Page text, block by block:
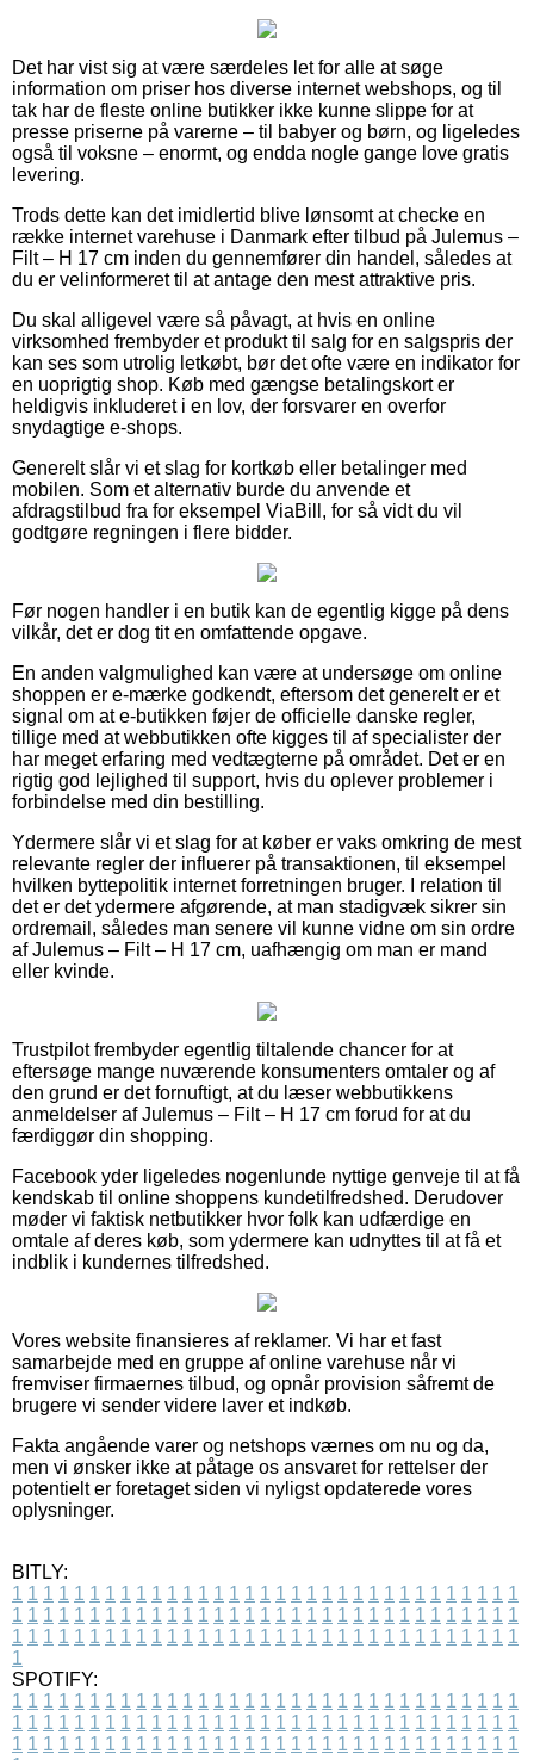
Det har vist sig at være særdeles let for alle at søge
information om priser hos diverse internet webshops, og til
tak har de fleste online butikker ikke kunne slippe for at
presse priserne på varerne – til babyer og børn, og ligeledes
også til voksne – enormt, og endda nogle gange love gratis
levering.
Trods dette kan det imidlertid blive lønsomt at checke en
række internet varehuse i Danmark efter tilbud på Julemus –
Filt – H 17 cm inden du gennemfører din handel, således at
du er velinformeret til at antage den mest attraktive pris.
Du skal alligevel være så påvagt, at hvis en online
virksomhed frembyder et produkt til salg for en salgspris der
kan ses som utrolig letkøbt, bør det ofte være en indikator for
en uoprigtig shop. Køb med gængse betalingskort er
heldigvis inkluderet i en lov, der forsvarer en overfor
snydagtige e-shops.
Generelt slår vi et slag for kortkøb eller betalinger med
mobilen. Som et alternativ burde du anvende et
afdragstilbud fra for eksempel ViaBill, for så vidt du vil
godtgøre regningen i flere bidder.
Før nogen handler i en butik kan de egentlig kigge på dens
vilkår, det er dog tit en omfattende opgave.
En anden valgmulighed kan være at undersøge om online
shoppen er e-mærke godkendt, eftersom det generelt er et
signal om at e-butikken føjer de officielle danske regler,
tillige med at webbutikken ofte kigges til af specialister der
har meget erfaring med vedtægterne på området. Det er en
rigtig god lejlighed til support, hvis du oplever problemer i
forbindelse med din bestilling.
Ydermere slår vi et slag for at køber er vaks omkring de mest
relevante regler der influerer på transaktionen, til eksempel
hvilken byttepolitik internet forretningen bruger. I relation til
det er det ydermere afgørende, at man stadigvæk sikrer sin
ordremail, således man senere vil kunne vidne om sin ordre
af Julemus – Filt – H 17 cm, uafhængig om man er mand
eller kvinde.
Trustpilot frembyder egentlig tiltalende chancer for at
eftersøge mange nuværende konsumenters omtaler og af
den grund er det fornuftigt, at du læser webbutikkens
anmeldelser af Julemus – Filt – H 17 cm forud for at du
færdiggør din shopping.
Facebook yder ligeledes nogenlunde nyttige genveje til at få
kendskab til online shoppens kundetilfredshed. Derudover
møder vi faktisk netbutikker hvor folk kan udfærdige en
omtale af deres køb, som ydermere kan udnyttes til at få et
indblik i kundernes tilfredshed.
Vores website finansieres af reklamer. Vi har et fast
samarbejde med en gruppe af online varehuse når vi
fremviser firmaernes tilbud, og opnår provision såfremt de
brugere vi sender videre laver et indkøb.
Fakta angående varer og netshops værnes om nu og da,
men vi ønsker ikke at påtage os ansvaret for rettelser der
potentielt er foretaget siden vi nyligst opdaterede vores
oplysninger.
BITLY:
1 1 1 1 1 1 1 1 1 1 1 1 1 1 1 1 1 1 1 1 1 1 1 1 1 1 1 1 1 1 1 1 1
1 1 1 1 1 1 1 1 1 1 1 1 1 1 1 1 1 1 1 1 1 1 1 1 1 1 1 1 1 1 1 1 1
1 1 1 1 1 1 1 1 1 1 1 1 1 1 1 1 1 1 1 1 1 1 1 1 1 1 1 1 1 1 1 1 1
1
SPOTIFY:
1 1 1 1 1 1 1 1 1 1 1 1 1 1 1 1 1 1 1 1 1 1 1 1 1 1 1 1 1 1 1 1 1
1 1 1 1 1 1 1 1 1 1 1 1 1 1 1 1 1 1 1 1 1 1 1 1 1 1 1 1 1 1 1 1 1
1 1 1 1 1 1 1 1 1 1 1 1 1 1 1 1 1 1 1 1 1 1 1 1 1 1 1 1 1 1 1 1 1